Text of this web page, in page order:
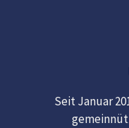
Seit Januar